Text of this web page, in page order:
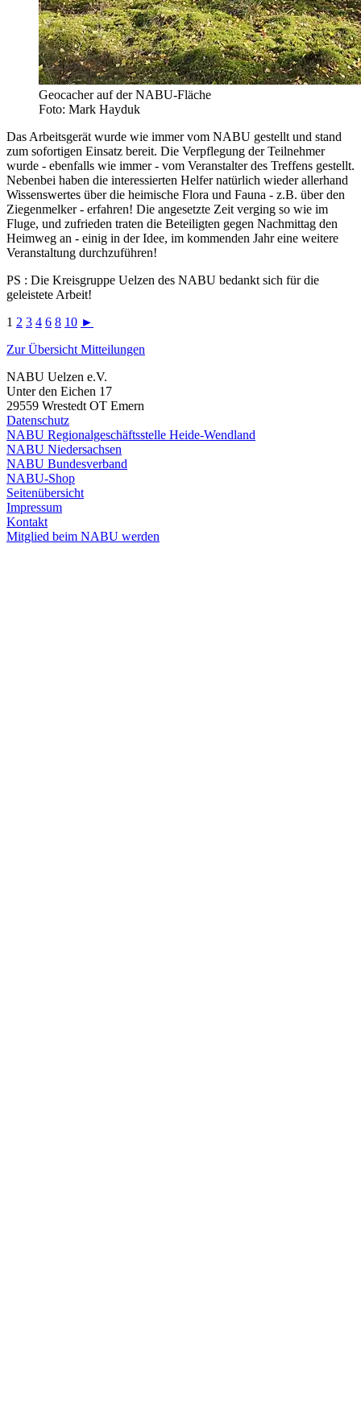
Geocacher auf der NABU-Fläche
Foto: Mark Hayduk
Das Arbeitsgerät wurde wie immer vom NABU gestellt und stand
zum sofortigen Einsatz bereit. Die Verpflegung der Teilnehmer
wurde - ebenfalls wie immer - vom Veranstalter des Treffens gestellt.
Nebenbei haben die interessierten Helfer natürlich wieder allerhand
Wissenswertes über die heimische Flora und Fauna - z.B. über den
Ziegenmelker - erfahren! Die angesetzte Zeit verging so wie im
Fluge, und zufrieden traten die Beteiligten gegen Nachmittag den
Heimweg an - einig in der Idee, im kommenden Jahr eine weitere
Veranstaltung durchzuführen!
PS : Die Kreisgruppe Uelzen des NABU bedankt sich für die
geleistete Arbeit!
1 2 3 4 6 8 10 ►
Zur Übersicht Mitteilungen
NABU Uelzen e.V.
Unter den Eichen 17
29559 Wrestedt OT Emern
Datenschutz
NABU Regionalgeschäftsstelle Heide-Wendland
NABU Niedersachsen
NABU Bundesverband
NABU-Shop
Seitenübersicht
Impressum
Kontakt
Mitglied beim NABU werden